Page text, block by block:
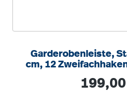
Garderobenleiste,
cm, 12
Regulärer